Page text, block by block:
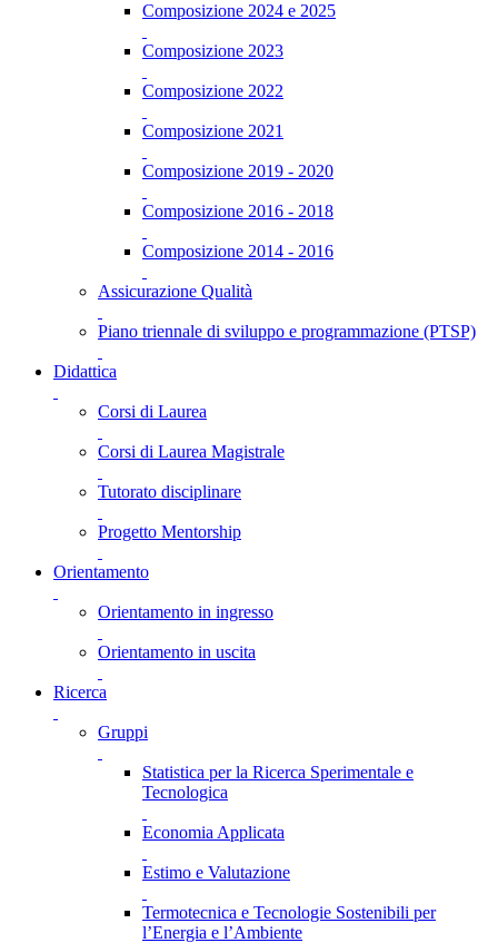
Composizione 2024 e 2025
Composizione 2023
Composizione 2022
Composizione 2021
Composizione 2019 - 2020
Composizione 2016 - 2018
Composizione 2014 - 2016
Assicurazione Qualità
Piano triennale di sviluppo e programmazione (PTSP)
Didattica
Corsi di Laurea
Corsi di Laurea Magistrale
Tutorato disciplinare
Progetto Mentorship
Orientamento
Orientamento in ingresso
Orientamento in uscita
Ricerca
Gruppi
Statistica per la Ricerca Sperimentale e
Tecnologica
Economia Applicata
Estimo e Valutazione
Termotecnica e Tecnologie Sostenibili per
l’Energia e l’Ambiente